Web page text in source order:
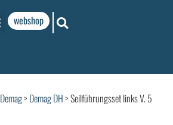
webshop
Demag> Demag DH> Seilführungsset links V. 5